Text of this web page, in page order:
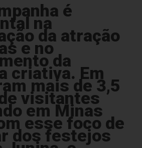
é
na
da atração
e no
da
criativa. Em
mais de 3,5
visitantes
em Minas
esse foco de
dos festejos